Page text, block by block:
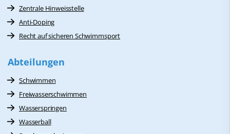
Zentrale Hinweisstelle
Anti-Doping
Recht auf sicheren Schwimmsport
Abteilungen
Schwimmen
Freiwasserschwimmen
Wasserspringen
Wasserball